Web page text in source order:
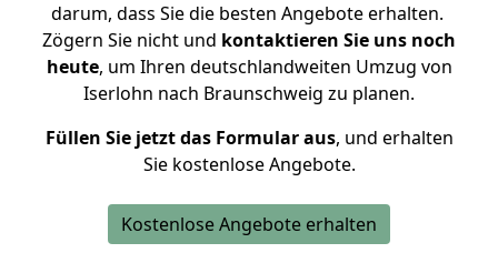
darum, dass Sie die besten Angebote erhalten.
Zögern Sie nicht und kontaktieren Sie uns noch
heute, um Ihren deutschlandweiten Umzug von
Iserlohn nach Braunschweig zu planen.
Füllen Sie jetzt das Formular aus, und erhalten
Sie kostenlose Angebote.
Kostenlose Angebote erhalten